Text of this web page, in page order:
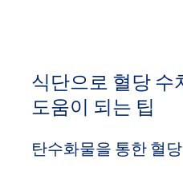
식단으로 혈당 수
도움이 되는 팁
탄수화물을 통한 혈